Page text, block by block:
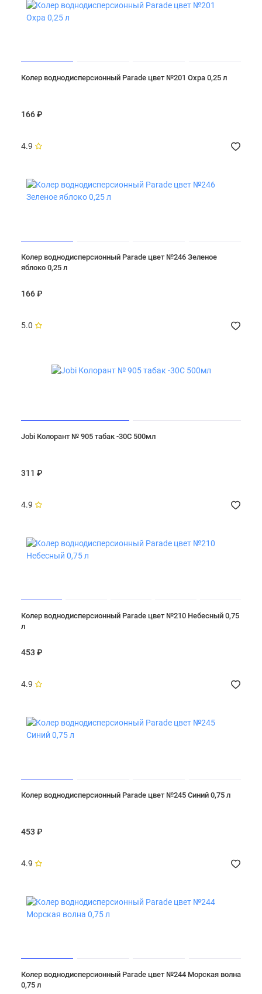
Колер воднодисперсионный Parade цвет №201 Охра 0,25 л
166 ₽
4.9
Колер воднодисперсионный Parade цвет №246 Зеленое
яблоко 0,25 л
166 ₽
5.0
Jobi Колорант № 905 табак -30С 500мл
311 ₽
4.9
Колер воднодисперсионный Parade цвет №210 Небесный 0,75
л
453 ₽
4.9
Колер воднодисперсионный Parade цвет №245 Синий 0,75 л
453 ₽
4.9
Колер воднодисперсионный Parade цвет №244 Морская волна
0,75 л